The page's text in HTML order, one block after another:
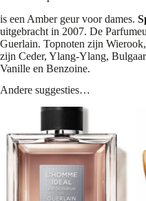
is een Amber geur voor dames.
uitgebracht in 2007. De
Guerlain. Topnoten zijn
zijn Ceder, Ylang-Ylang,
Vanille en Benzoine.
Andere suggesties…